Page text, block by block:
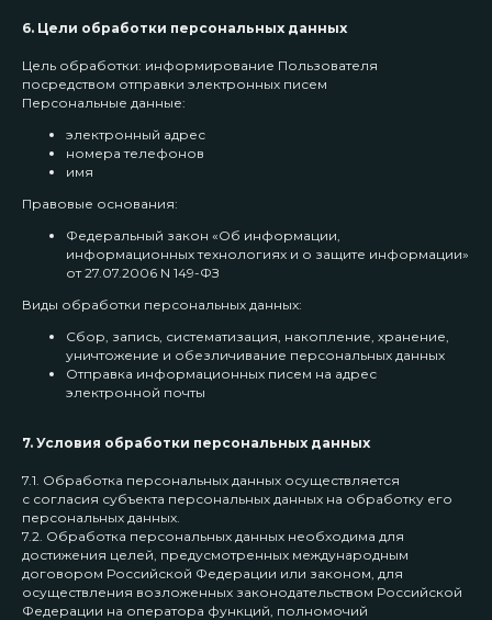
6. Цели обработки персональных данных
Цель обработки: информирование Пользователя
посредством отправки электронных писем
Персональные данные:
электронный адрес
номера телефонов
имя
Правовые основания:
Федеральный закон «Об информации,
информационных технологиях и о защите информации»
от 27.07.2006 N 149-ФЗ
Виды обработки персональных данных:
Сбор, запись, систематизация, накопление, хранение,
уничтожение и обезличивание персональных данных
Отправка информационных писем на адрес
электронной почты
7. Условия обработки персональных данных
7.1. Обработка персональных данных осуществляется
с согласия субъекта персональных данных на обработку его
персональных данных.
7.2. Обработка персональных данных необходима для
достижения целей, предусмотренных международным
договором Российской Федерации или законом, для
осуществления возложенных законодательством Российской
Федерации на оператора функций, полномочий